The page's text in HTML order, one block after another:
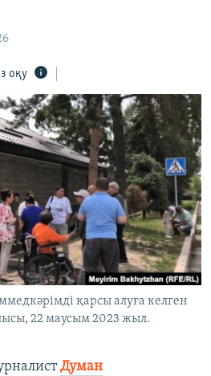
оқу
қарсы алуға келген
22 маусым 2023 жыл.
Думан